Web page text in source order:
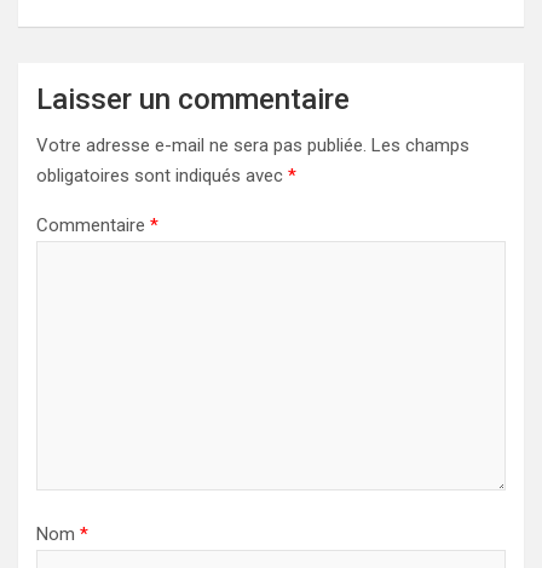
Laisser un commentaire
Votre adresse e-mail ne sera pas publiée. Les champs
obligatoires sont indiqués avec *
Commentaire *
Nom *